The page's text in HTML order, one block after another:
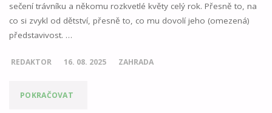
sečení trávníku a někomu rozkvetlé květy celý rok. Přesně to, na
co si zvykl od dětství, přesně to, co mu dovolí jeho (omezená)
představivost. …
REDAKTOR 16. 08. 2025 ZAHRADA
POKRAČOVAT